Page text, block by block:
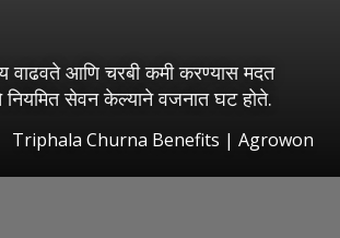
वाढवते आणि चरबी कमी करण्यास मदत
सेवन केल्याने वजनात घट होते.
Triphala Churna Benefits | Agrowon